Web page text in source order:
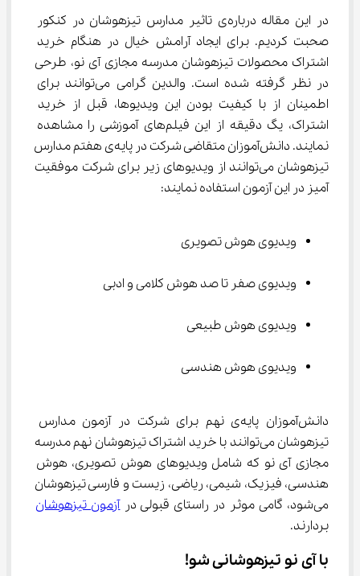
در این مقاله درباره‌ی تاثیر مدارس تیزهوشان در کنکور
صحبت کردیم. برای ایجاد آرامش خیال در هنگام خرید
اشتراک محصولات تیزهوشان مدرسه مجازی آی نو، طرحی
در نظر گرفته شده است. والدین گرامی می‌توانند برای
اطمینان از با کیفیت بودن این ویدیوها، قبل از خرید
اشتراک، یگ دقیقه از این فیلم‌های آموزشی را مشاهده
نمایند. دانش‌آموزان متقاضی شرکت در پایه‌ی هفتم مدارس
تیزهوشان می‌توانند از ویدیوهای زیر برای شرکت موفقیت
آمیز در این آزمون استفاده نمایند:
ویدیوی هوش تصویری
ویدیوی صفر تا صد هوش کلامی و ادبی
ویدیوی هوش طبیعی
ویدیوی هوش هندسی
دانش‌آموزان پایه‌ی نهم برای شرکت در آزمون مدارس
تیزهوشان می‌توانند با خرید اشتراک تیزهوشان نهم مدرسه
مجازی آی نو که شامل ویدیوهای هوش تصویری، هوش
هندسی، فیزیک، شیمی، ریاضی، زیست و فارسی تیزهوشان
می‌شود، گامی موثر در راستای قبولی در
آزمون تیزهوشان
بردارند.
با آی نو تیزهوشانی شو!